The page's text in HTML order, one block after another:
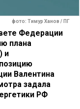
фото: Тимур Ханов / ПГ
Федерации
плана
и
Валентина
задала
РФ